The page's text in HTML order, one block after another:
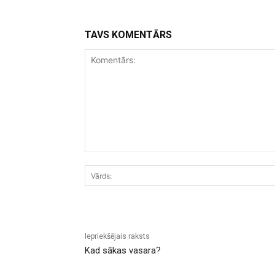
TAVS KOMENTĀRS
Iepriekšējais raksts
Kad sākas vasara?